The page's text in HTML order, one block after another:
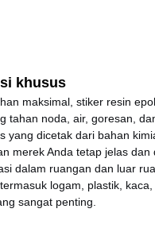
khusus
maksimal, stiker resin
tahan noda, air, goresan,
yang dicetak dari bahan
merek Anda tetap jelas
dalam ruangan dan luar
logam, plastik,
sangat penting.